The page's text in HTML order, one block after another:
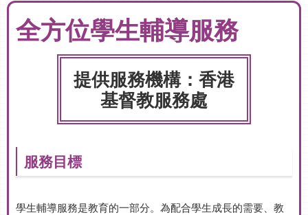
全方位學生輔導服務
提供服務機構：香港
基督教服務處
服務目標
學生輔導服務是教育的一部分。為配合學生成長的需要、教